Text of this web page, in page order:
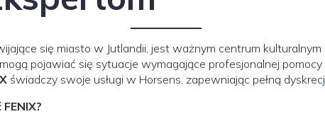
się miasto w Jutlandii, jest ważnym centrum
pojawiać się sytuacje wymagające profesjonalnej
świadczy swoje usługi w Horsens, zapewniając pełną